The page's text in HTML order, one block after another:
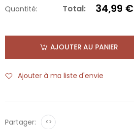
Quantité: Total: 34,99 €
AJOUTER AU PANIER
Ajouter à ma liste d'envie
Partager: <>